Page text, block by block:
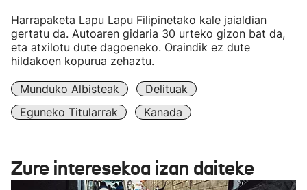
Harrapaketa Lapu Lapu Filipinetako kale jaialdian
gertatu da. Autoaren gidaria 30 urteko gizon bat da,
eta atxilotu dute dagoeneko. Oraindik ez dute
hildakoen kopurua zehaztu.
Munduko Albisteak
Delituak
Eguneko Titularrak
Kanada
Zure interesekoa izan daiteke